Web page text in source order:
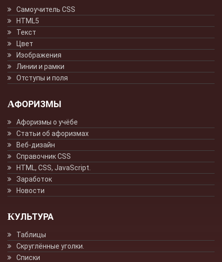
Самоучитель CSS
HTML5
Текст
Цвет
Изображения
Линии и рамки
Отступы и поля
АФОРИЗМЫ
Афоризмы о учёбе
Статьи об афоризмах
Веб-дизайн
Справочник CSS
HTML, CSS, JavaScript.
Заработок
Новости
КУЛЬТУРА
Таблицы
Скруглённые уголки.
Списки